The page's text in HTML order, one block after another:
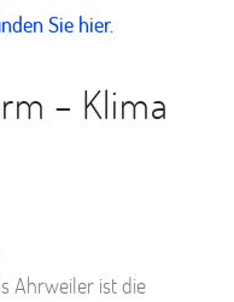
Sie hier.
– Klima
Ahrweiler ist die